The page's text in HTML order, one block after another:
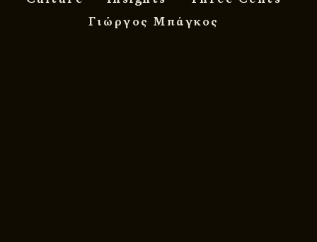
Γιώργος Μπάγκος